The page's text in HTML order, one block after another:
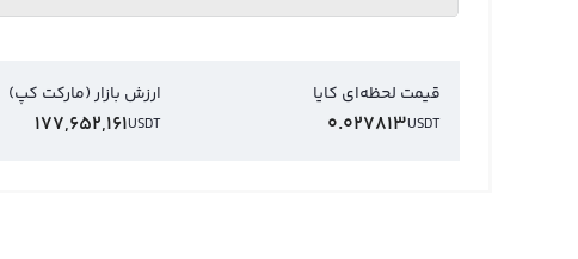
قیمت لحظه‌ای کایا
USDT
0.027813
ارزش بازار (مارکت کپ)
USDT
177,652,161